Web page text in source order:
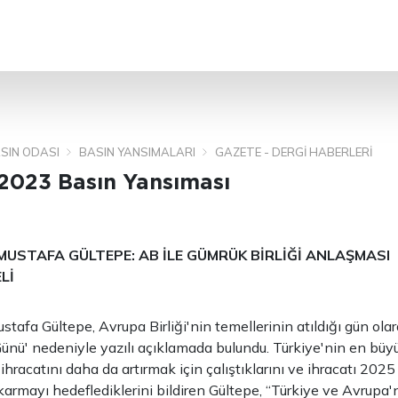
ODASI BASIN YANSIMALARI GAZETE - DERGI HABERLERI
Basın Yansıması
GÜLTEPE: AB İLE GÜMRÜK BİRLİĞİ ANLAŞMASI
Gültepe, Avrupa Birliği'nin temellerinin atıldığı gün
nedeniyle yazılı açıklamada bulundu. Türkiye'nin en
daha da artırmak için çalıştıklarını ve ihracatı
hedeflediklerini bildiren Gültepe, “Türkiye ve